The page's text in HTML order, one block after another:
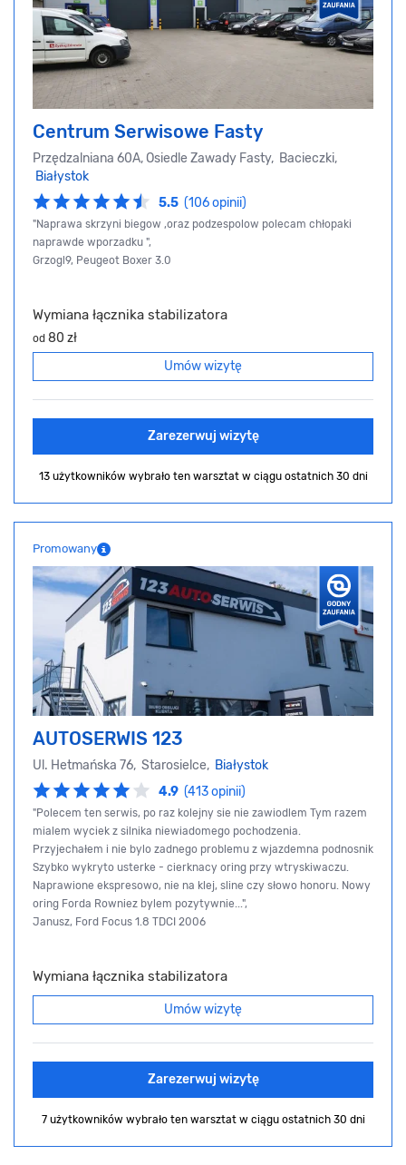
Centrum Serwisowe Fasty
Przędzalniana 60A, Osiedle Zawady Fasty, Bacieczki,
Białystok
5.5 (106 opinii)
"Naprawa skrzyni biegow ,oraz podzespolow polecam chłopaki
naprawde wporzadku ",
Grzogl9, Peugeot Boxer 3.0
Wymiana łącznika stabilizatora
od 80 zł
Umów wizytę
Zarezerwuj wizytę
13 użytkowników wybrało ten warsztat w ciągu ostatnich 30 dni
Promowany
AUTOSERWIS 123
Ul. Hetmańska 76, Starosielce, Białystok
4.9 (413 opinii)
"Polecem ten serwis, po raz kolejny sie nie zawiodlem Tym razem
mialem wyciek z silnika niewiadomego pochodzenia.
Przyjechałem i nie bylo zadnego problemu z wjazdemna podnosnik
Szybko wykryto usterke - cierknacy oring przy wtryskiwaczu.
Naprawione ekspresowo, nie na klej, sline czy słowo honoru. Nowy
oring Forda Rowniez bylem pozytywnie...",
Janusz, Ford Focus 1.8 TDCI 2006
Wymiana łącznika stabilizatora
Umów wizytę
Zarezerwuj wizytę
7 użytkowników wybrało ten warsztat w ciągu ostatnich 30 dni